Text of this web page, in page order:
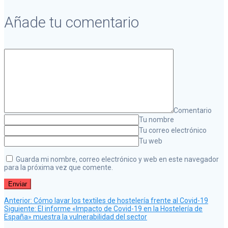
Añade tu comentario
Comentario
Tu nombre
Tu correo electrónico
Tu web
Guarda mi nombre, correo electrónico y web en este navegador
para la próxima vez que comente.
Navegación
Anterior: Post
anterior:
Cómo lavar los textiles de hostelería frente al Covid-19
Siguiente: Siguiente
post:
El informe «Impacto de Covid-19 en la Hostelería de
España» muestra la vulnerabilidad del sector